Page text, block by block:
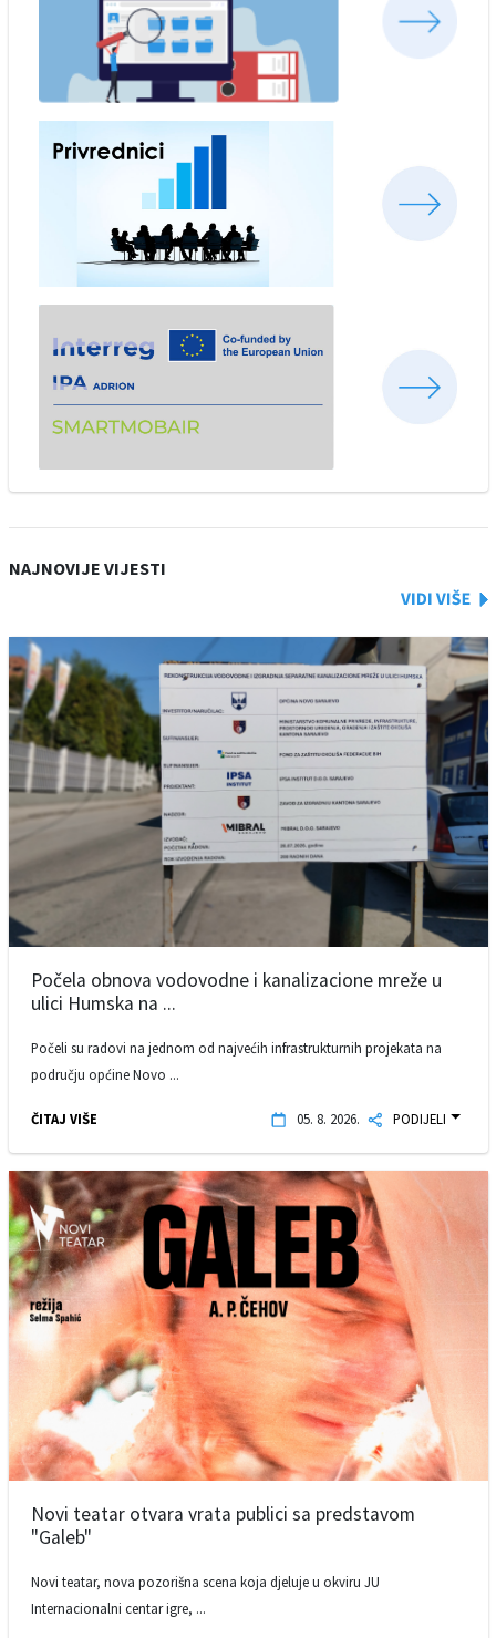
NAJNOVIJE VIJESTI
Počela obnova vodovodne i kanalizacione mreže u
ulici Humska na ...
Počeli su radovi na jednom od najvećih infrastrukturnih projekata na
području općine Novo ...
ČITAJ VIŠE 05. 8. 2026. PODIJELI
Novi teatar otvara vrata publici sa predstavom
"Galeb"
Novi teatar, nova pozorišna scena koja djeluje u okviru JU
Internacionalni centar igre, ...